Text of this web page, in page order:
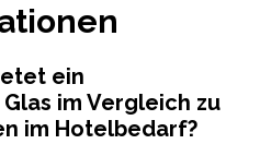
ein
im Vergleich zu
im Hotelbedarf?